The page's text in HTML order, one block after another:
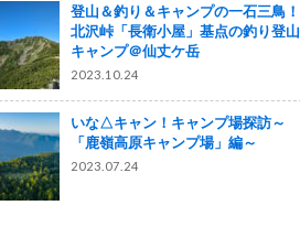
登山＆釣り＆キャンプの一石三鳥！
北沢峠「長衛小屋」基点の釣り登山
キャンプ＠仙丈ケ岳
2023.10.24
いな△キャン！キャンプ場探訪～
「鹿嶺高原キャンプ場」編～
2023.07.24